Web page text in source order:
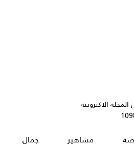
الاكترونية
مشاهير جمال